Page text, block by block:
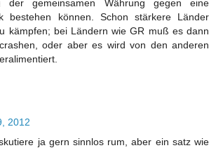
der gemeinsamen Währung gegen eine
bestehen können. Schon stärkere Länder
kämpfen; bei Ländern wie GR muß es dann
oder aber es wird von den anderen
2012
ja gern sinnlos rum, aber ein satz wie